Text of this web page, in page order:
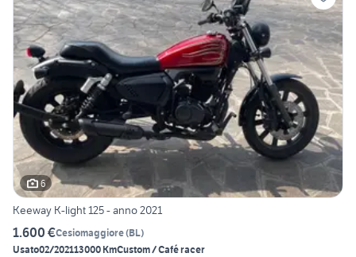
6
Keeway K-light 125 - anno 2021
1.600 €Cesiomaggiore(BL)
Usato02/202113000 KmCustom / Café racer